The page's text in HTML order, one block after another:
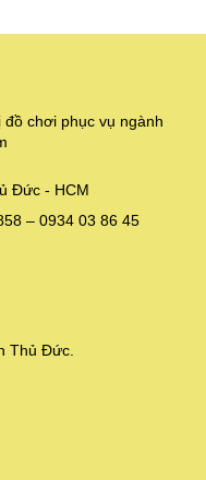
chơi phục vụ ngành
Đức - HCM
– 0934 03 86 45
Thủ Đức.